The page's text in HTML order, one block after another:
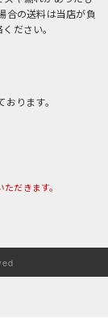
合の送料は当店が負
ださい。
ります。
だきます。